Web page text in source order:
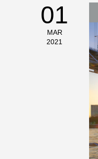
01
MAR
2021